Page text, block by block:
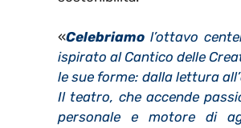
«Celebriamo l’ottavo
ispirato al Cantico delle
le sue forme: dalla lettura
Il teatro, che accende
personale e motore di